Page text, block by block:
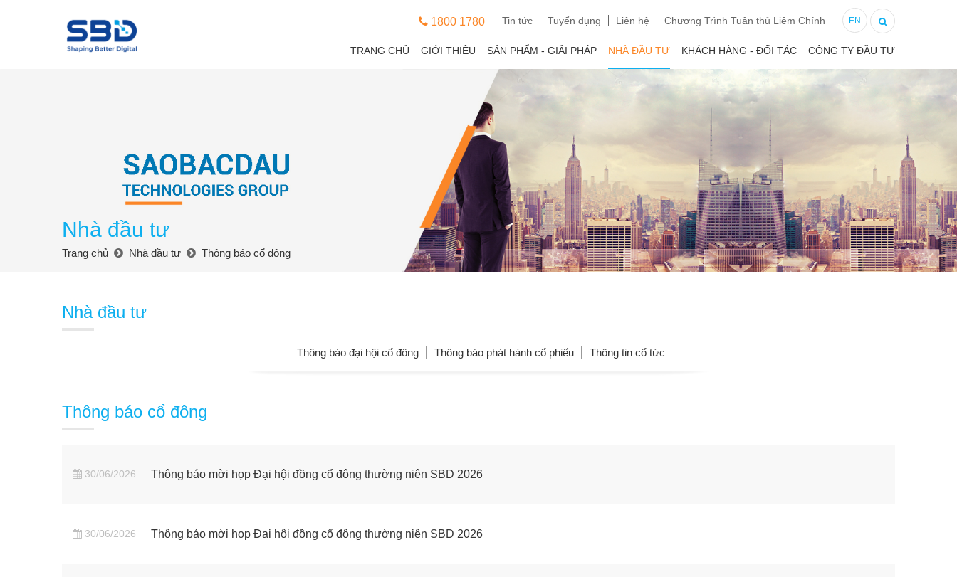
1800 1780 Tin tức Tuyển dụng Liên hệ Chương Trình Tuân thủ Liêm Chính EN
TRANG CHỦ GIỚI THIỆU SẢN PHẨM - GIẢI PHÁP NHÀ ĐẦU TƯ KHÁCH HÀNG - ĐỐI TÁC CÔNG TY ĐẦU TƯ
Nhà đầu tư
Trang chủ Nhà đầu tư Thông báo cổ đông
Nhà đầu tư
Thông báo đại hội cổ đông Thông báo phát hành cổ phiếu Thông tin cổ tức
Thông báo cổ đông
30/06/2026 Thông báo mời họp Đại hội đồng cổ đông thường niên SBD 2026
30/06/2026 Thông báo mời họp Đại hội đồng cổ đông thường niên SBD 2026